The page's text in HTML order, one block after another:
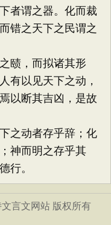
者谓之器。化而裁
错之天下之民谓之
赜，而拟诸其形
有以见天下之动，
以断其吉凶，是故
之动者存乎辞；化
神而明之存乎其
行。
言文网站 版权所有